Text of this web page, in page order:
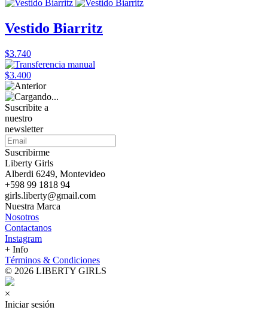
Vestido Biarritz
$3.740
$3.400
Suscribite a
nuestro
newsletter
Suscribirme
Liberty Girls
Alberdi 6249, Montevideo
+598 99 1818 94
girls.liberty@gmail.com
Nuestra Marca
Nosotros
Contactanos
Instagram
+ Info
Términos & Condiciones
© 2026 LIBERTY GIRLS
×
Iniciar sesión